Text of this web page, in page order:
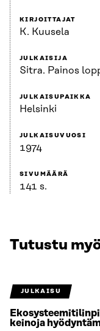
KIRJOITTAJAT
K. Kuusela
JULKAISIJA
Sitra. Painos
JULKAISUPAIKKA
Helsinki
JULKAISUVUOSI
1974
SIVUMÄÄRÄ
141 s.
Tutustu
JULKAISU
keinoja